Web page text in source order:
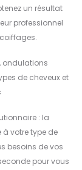
un résultat
professionnel
ondulations
de cheveux et
: la
votre type de
besoins de vos
pour vous